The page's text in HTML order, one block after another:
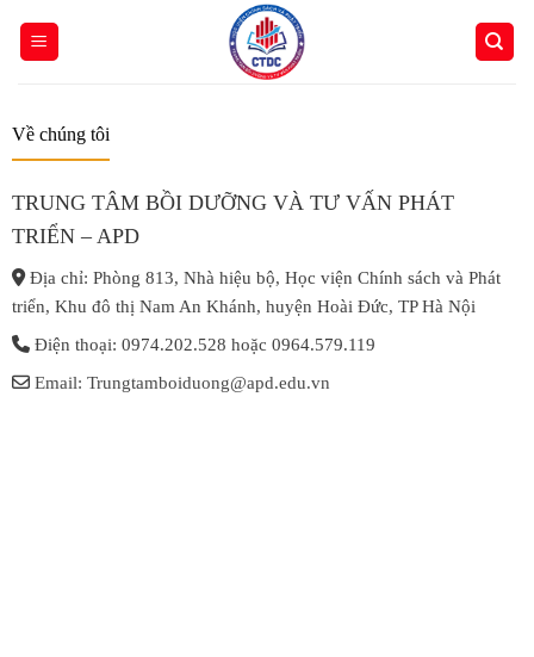
Về chúng tôi
TRUNG TÂM BỒI DƯỠNG VÀ TƯ VẤN PHÁT
TRIỂN – APD
Địa chỉ: Phòng 813, Nhà hiệu bộ, Học viện Chính sách và Phát
triển, Khu đô thị Nam An Khánh, huyện Hoài Đức, TP Hà Nội
Điện thoại: 0974.202.528 hoặc 0964.579.119
Email: Trungtamboiduong@apd.edu.vn